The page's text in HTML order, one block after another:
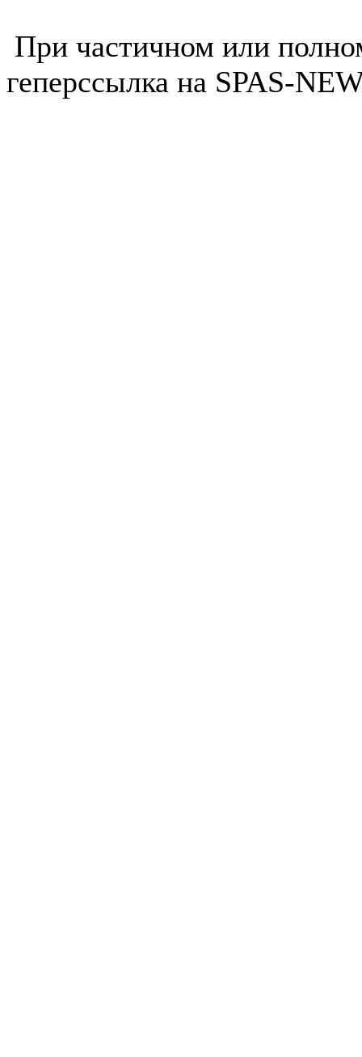
При частичном или
геперссылка на SPAS-